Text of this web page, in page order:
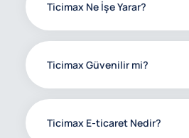
Ticimax Ne İşe Yarar?
Ticimax Güvenilir mi?
Ticimax E-ticaret Nedir?